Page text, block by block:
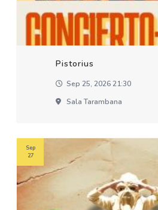
Pistorius
Sep 25, 2026 21:30
Sala Tarambana
Sep
27